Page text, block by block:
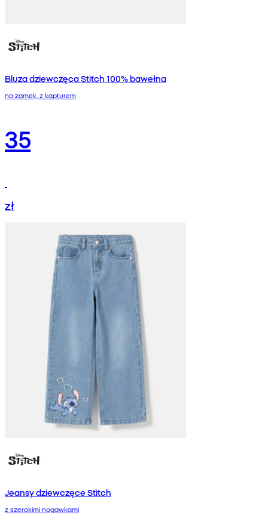
Bluza dziewczęca Stitch 100% bawełna
na zamek, z kapturem
35
zł
Jeansy dziewczęce Stitch
z szerokimi nogawkami